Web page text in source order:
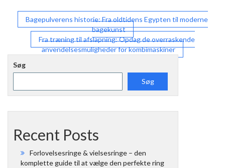
Indlægsnavigation
Bagepulverens historie: Fra oldtidens Egypten til moderne
bagekunst
Fra træning til afslapning: Opdag de overraskende
anvendelsesmuligheder for kombimaskiner
Søg
Søg
Recent Posts
Forlovelsesringe & vielsesringe – den
komplette guide til at vælge den perfekte ring